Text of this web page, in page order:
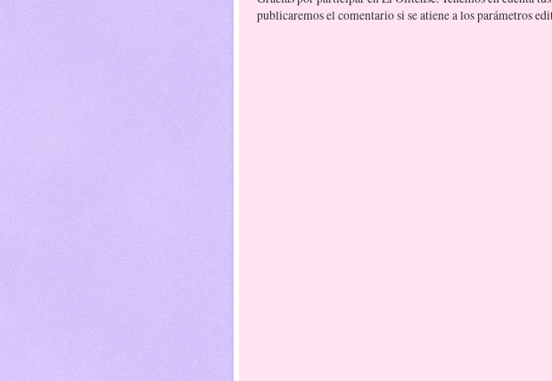
publicaremos el comentario si se atiene a los parámetros